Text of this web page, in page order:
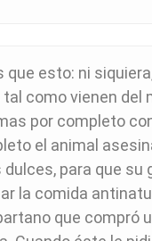
que esto: ni
como vienen del
por completo
el animal
dulces, para que
la comida
que compró